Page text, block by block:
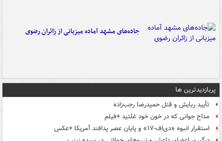
جاده‌های مشهد آماده میزبانی از زائران رضوی
پربازدیدترین ها
تأیید ربایش و قتل حمیدرضا رجب‌زاده
مداح جوانی که در خون خود غلتید +فیلم
استقرار انبوه «دی‌اف‑۱۷» و پایان عصر پدافند آمریکا +عکس